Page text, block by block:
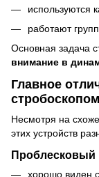
используются
работают
Основная задача
внимание в
Главное
стробоскопом
Несмотря на
этих устройств
Проблесковый
хорошо виден